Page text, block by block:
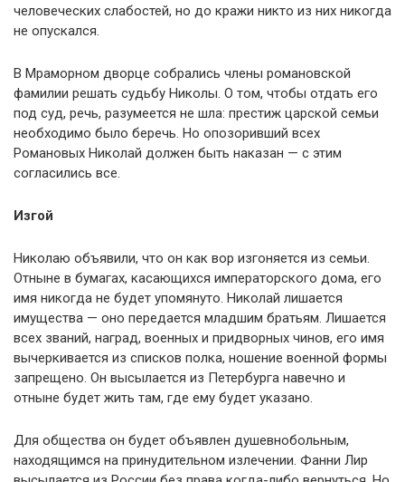
человеческих слабостей, но до кражи никто из них никогда
не опускался.
В Мраморном дворце собрались члены романовской
фамилии решать судьбу Николы. О том, чтобы отдать его
под суд, речь, разумеется не шла: престиж царской семьи
необходимо было беречь. Но опозоривший всех
Романовых Николай должен быть наказан — с этим
согласились все.
Изгой
Николаю объявили, что он как вор изгоняется из семьи.
Отныне в бумагах, касающихся императорского дома, его
имя никогда не будет упомянуто. Николай лишается
имущества — оно передается младшим братьям. Лишается
всех званий, наград, военных и придворных чинов, его имя
вычеркивается из списков полка, ношение военной формы
запрещено. Он высылается из Петербурга навечно и
отныне будет жить там, где ему будет указано.
Для общества он будет объявлен душевнобольным,
находящимся на принудительном излечении. Фанни Лир